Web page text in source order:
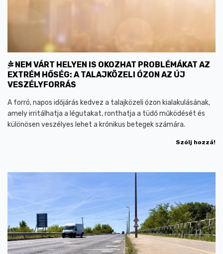
NEM VÁRT HELYEN IS OKOZHAT PROBLÉMÁKAT AZ
EXTRÉM HŐSÉG: A TALAJKÖZELI ÓZON AZ ÚJ
VESZÉLYFORRÁS
A forró, napos időjárás kedvez a talajközeli ózon kialakulásának,
amely irritálhatja a légutakat, ronthatja a tüdő működését és
különösen veszélyes lehet a krónikus betegek számára.
Szólj hozzá!